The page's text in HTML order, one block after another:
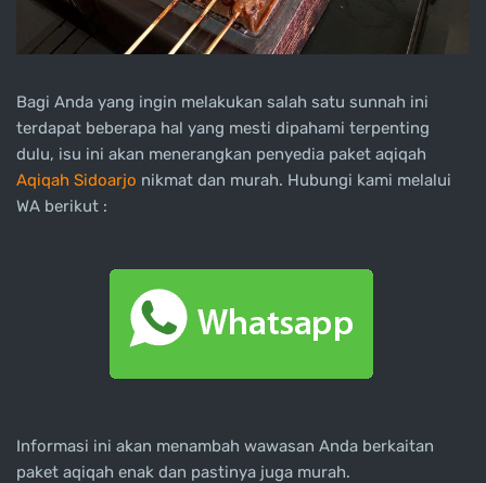
Bagi Anda yang ingin melakukan salah satu sunnah ini
terdapat beberapa hal yang mesti dipahami terpenting
dulu, isu ini akan menerangkan penyedia paket aqiqah
Aqiqah Sidoarjo nikmat dan murah. Hubungi kami melalui
WA berikut :
Informasi ini akan menambah wawasan Anda berkaitan
paket aqiqah enak dan pastinya juga murah.